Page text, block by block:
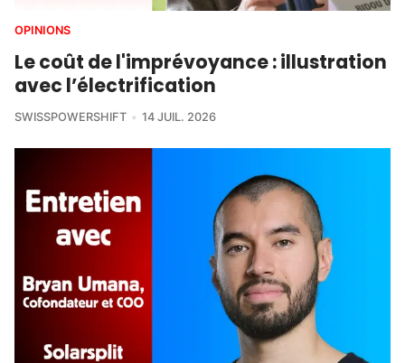
OPINIONS
Le coût de l'imprévoyance : illustration
avec l’électrification
SWISSPOWERSHIFT 14 JUIL. 2026